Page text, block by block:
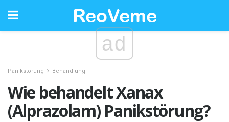
ad
Panikstörung Behandlung
Wie behandelt Xanax
(Alprazolam) Panikstörung?